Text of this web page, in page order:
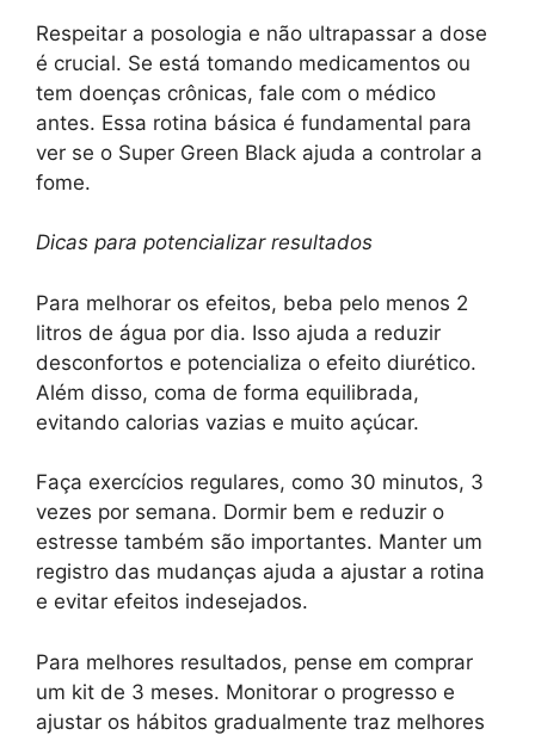
Respeitar a posologia e não ultrapassar a dose
é crucial. Se está tomando medicamentos ou
tem doenças crônicas, fale com o médico
antes. Essa rotina básica é fundamental para
ver se o Super Green Black ajuda a controlar a
fome.
Dicas para potencializar resultados
Para melhorar os efeitos, beba pelo menos 2
litros de água por dia. Isso ajuda a reduzir
desconfortos e potencializa o efeito diurético.
Além disso, coma de forma equilibrada,
evitando calorias vazias e muito açúcar.
Faça exercícios regulares, como 30 minutos, 3
vezes por semana. Dormir bem e reduzir o
estresse também são importantes. Manter um
registro das mudanças ajuda a ajustar a rotina
e evitar efeitos indesejados.
Para melhores resultados, pense em comprar
um kit de 3 meses. Monitorar o progresso e
ajustar os hábitos gradualmente traz melhores